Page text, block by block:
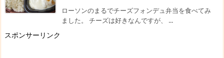
ローソンのまるでチーズフォンデュ弁当を食べてみ
ました。 チーズは好きなんですが、 ...
スポンサーリンク